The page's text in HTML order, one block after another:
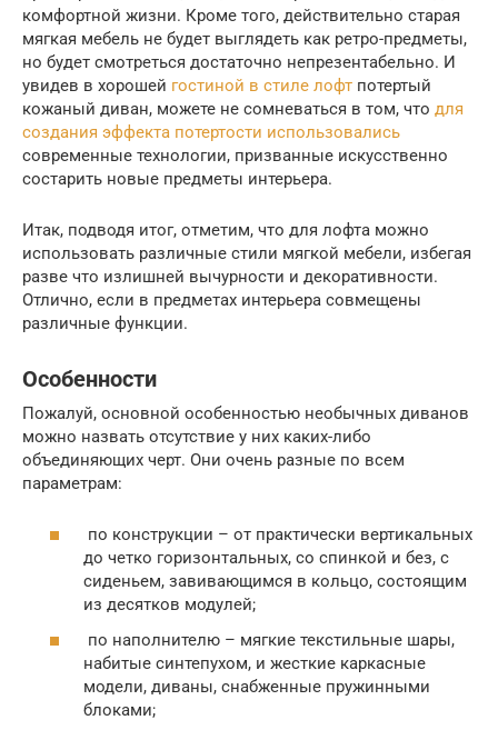
комфортной жизни. Кроме того, действительно старая
мягкая мебель не будет выглядеть как ретро-предметы,
но будет смотреться достаточно непрезентабельно. И
увидев в хорошей гостиной в стиле лофт потертый
кожаный диван, можете не сомневаться в том, что для
создания эффекта потертости использовались
современные технологии, призванные искусственно
состарить новые предметы интерьера.
Итак, подводя итог, отметим, что для лофта можно
использовать различные стили мягкой мебели, избегая
разве что излишней вычурности и декоративности.
Отлично, если в предметах интерьера совмещены
различные функции.
Особенности
Пожалуй, основной особенностью необычных диванов
можно назвать отсутствие у них каких-либо
объединяющих черт. Они очень разные по всем
параметрам:
по конструкции – от практически вертикальных
до четко горизонтальных, со спинкой и без, с
сиденьем, завивающимся в кольцо, состоящим
из десятков модулей;
по наполнителю – мягкие текстильные шары,
набитые синтепухом, и жесткие каркасные
модели, диваны, снабженные пружинными
блоками;